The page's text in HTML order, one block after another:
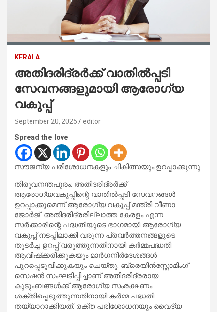
KERALA
അതിദരിദ്രര്‍ക്ക് വാതില്‍പ്പടി
സേവനങ്ങളുമായി ആരോഗ്യ
വകുപ്പ്
September 20, 2025 editor
Spread the love
സൗജന്യ പരിശോധനകളും ചികിത്സയും ഉറപ്പാക്കുന്നു.
തിരുവനന്തപുരം: അതിദരിദ്രര്‍ക്ക്
ആരോഗ്യവകുപ്പിന്റെ വാതില്‍പ്പടി സേവനങ്ങള്‍
ഉറപ്പാക്കുമെന്ന് ആരോഗ്യ വകുപ്പ് മന്ത്രി വീണാ
ജോര്‍ജ്. അതിദരിദ്രരില്ലാത്ത കേരളം എന്ന
സര്‍ക്കാരിന്റെ പദ്ധതിയുടെ ഭാഗമായി ആരോഗ്യ
വകുപ്പ് നടപ്പിലാക്കി വരുന്ന പ്രവര്‍ത്തനങ്ങളുടെ
തുടര്‍ച്ച ഉറപ്പ് വരുത്തുന്നതിനായി കര്‍മ്മപദ്ധതി
ആവിഷ്‌ക്കരിക്കുകയും മാര്‍ഗനിര്‍ദേശങ്ങള്‍
പുറപ്പെടുവിക്കുകയും ചെയ്തു. ബ്രെയിന്‍സ്റ്റോമിംഗ്
സെഷന്‍ സംഘടിപ്പിച്ചാണ് അതിദരിദ്രരായ
കുടുംബങ്ങള്‍ക്ക് ആരോഗ്യ സംരക്ഷണം
ശക്തിപ്പെടുത്തുന്നതിനായി കര്‍മ്മ പദ്ധതി
തയ്യാറാക്കിയത്. രക്ത പരിശോധനയും വൈദ്യ